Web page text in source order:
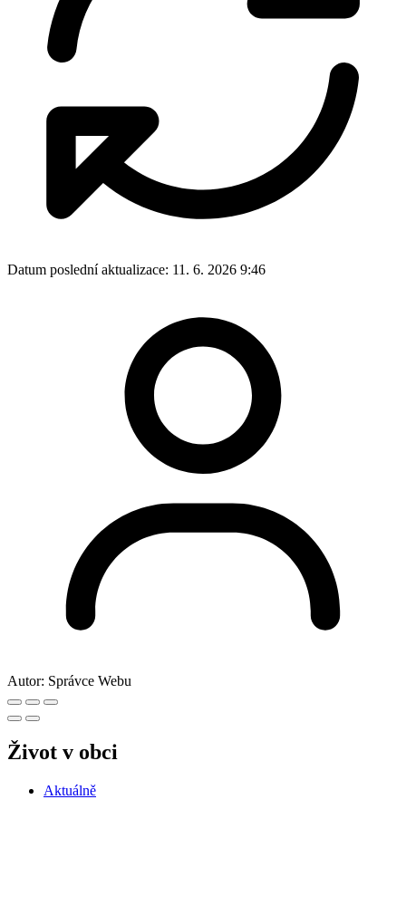
Datum poslední aktualizace: 11. 6. 2026 9:46
Autor: Správce Webu
Život v obci
Aktuálně